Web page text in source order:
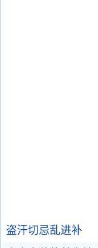
盗汗切忌乱进补